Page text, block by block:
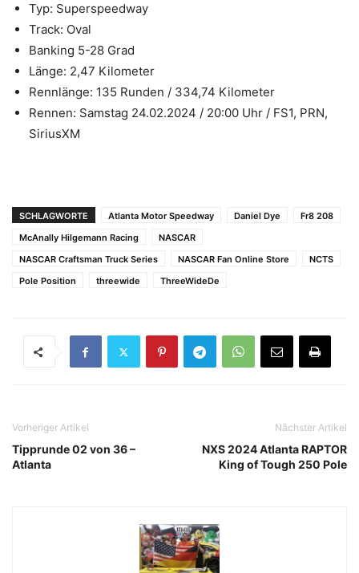
Typ: Superspeedway
Track: Oval
Banking 5-28 Grad
Länge: 2,47 Kilometer
Rennlänge: 135 Runden / 334,74 Kilometer
Rennen: Samstag 24.02.2024 / 20:00 Uhr / FS1, PRN,
SiriusXM
SCHLAGWORTE Atlanta Motor Speedway Daniel Dye
Fr8 208
McAnally Hilgemann Racing
NASCAR
NASCAR Craftsman Truck Series
NASCAR Fan Online Store
NCTS
Pole Position
threewide ThreeWideDe
Vorheriger Artikel
Tipprunde 02 von 36 –
Atlanta
Nächster Artikel
NXS 2024 Atlanta RAPTOR
King of Tough 250 Pole